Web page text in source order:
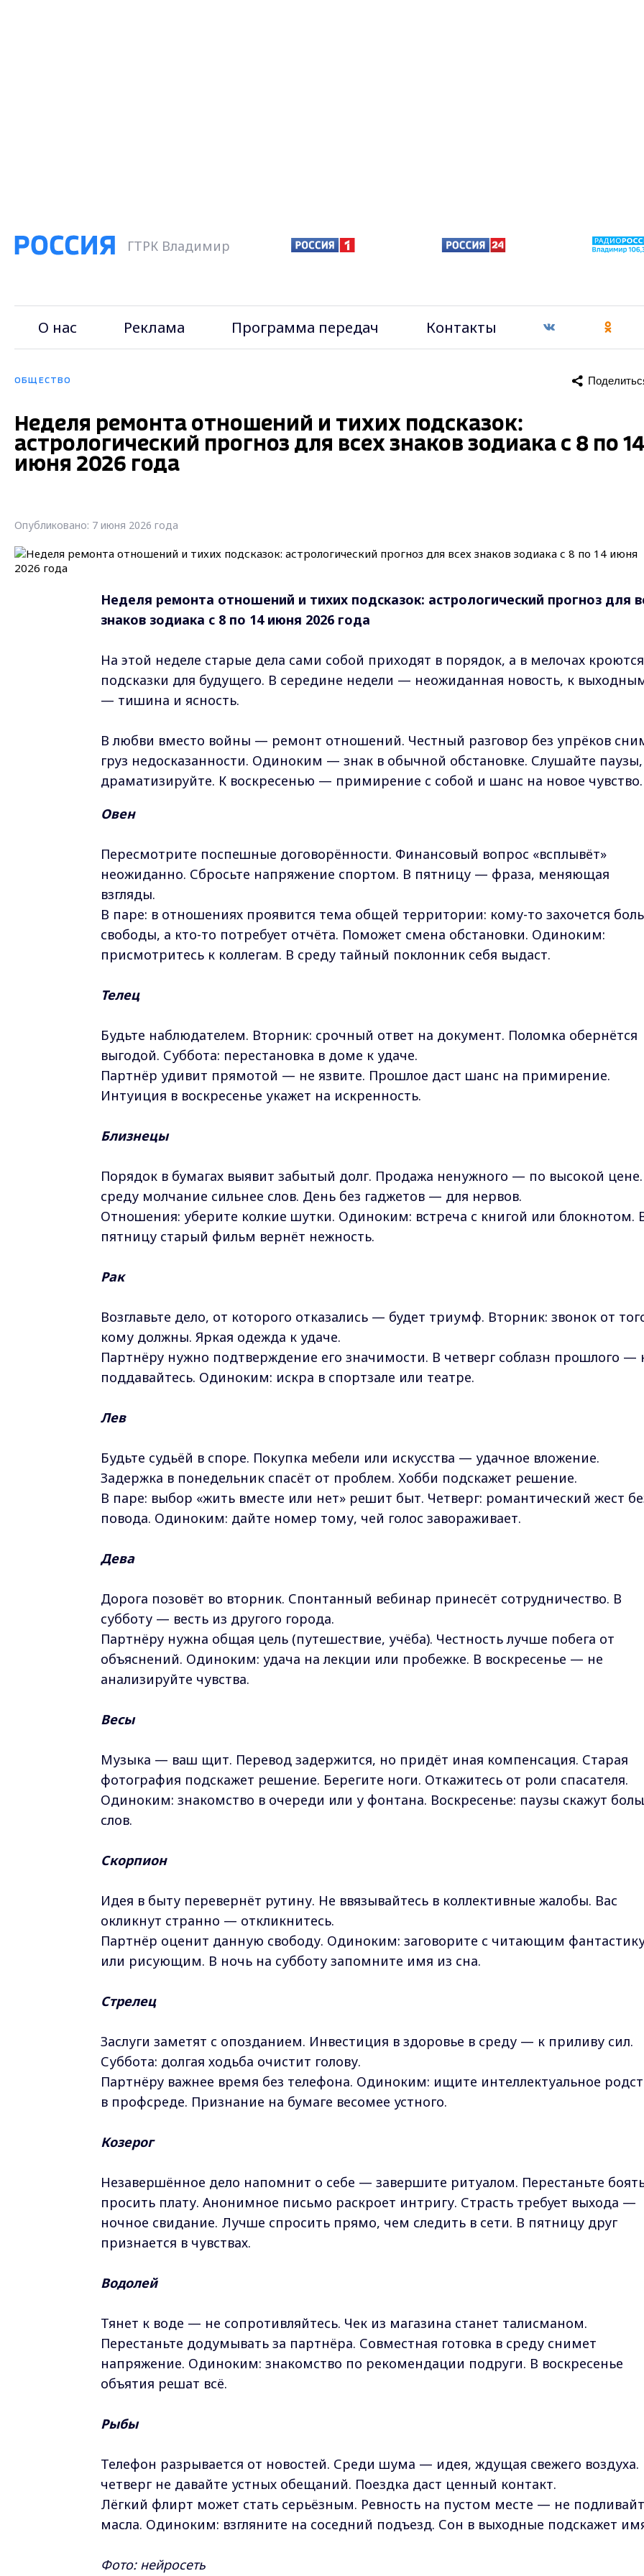
ГТРК Владимир
О нас Реклама Программа передач Контакты
ОБЩЕСТВО
Неделя ремонта отношений и тихих подсказок:
астрологический прогноз для всех знаков зодиака с 8 по 14
июня 2026 года
Опубликовано: 7 июня 2026 года
Неделя ремонта отношений и тихих подсказок: астрологический прогноз для
знаков зодиака с 8 по 14 июня 2026 года
На этой неделе старые дела сами собой приходят в порядок, а в мелочах кроются
подсказки для будущего. В середине недели — неожиданная новость, к
— тишина и ясность.
В любви вместо войны — ремонт отношений. Честный разговор без упрёков
груз недосказанности. Одиноким — знак в обычной обстановке. Слушайте
драматизируйте. К воскресенью — примирение с собой и шанс на новое чувство.
Овен
Пересмотрите поспешные договорённости. Финансовый вопрос «всплывёт»
неожиданно. Сбросьте напряжение спортом. В пятницу — фраза, меняющая
взгляды.
В паре: в отношениях проявится тема общей территории: кому-то захочется
свободы, а кто-то потребует отчёта. Поможет смена обстановки. Одиноким:
присмотритесь к коллегам. В среду тайный поклонник себя выдаст.
Телец
Будьте наблюдателем. Вторник: срочный ответ на документ. Поломка обернётся
выгодой. Суббота: перестановка в доме к удаче.
Партнёр удивит прямотой — не язвите. Прошлое даст шанс на примирение.
Интуиция в воскресенье укажет на искренность.
Близнецы
Порядок в бумагах выявит забытый долг. Продажа ненужного — по высокой
среду молчание сильнее слов. День без гаджетов — для нервов.
Отношения: уберите колкие шутки. Одиноким: встреча с книгой или блокнотом.
пятницу старый фильм вернёт нежность.
Рак
Возглавьте дело, от которого отказались — будет триумф. Вторник: звонок от
кому должны. Яркая одежда к удаче.
Партнёру нужно подтверждение его значимости. В четверг соблазн прошлого —
поддавайтесь. Одиноким: искра в спортзале или театре.
Лев
Будьте судьёй в споре. Покупка мебели или искусства — удачное вложение.
Задержка в понедельник спасёт от проблем. Хобби подскажет решение.
В паре: выбор «жить вместе или нет» решит быт. Четверг: романтический жест
повода. Одиноким: дайте номер тому, чей голос завораживает.
Дева
Дорога позовёт во вторник. Спонтанный вебинар принесёт сотрудничество. В
субботу — весть из другого города.
Партнёру нужна общая цель (путешествие, учёба). Честность лучше побега от
объяснений. Одиноким: удача на лекции или пробежке. В воскресенье — не
анализируйте чувства.
Весы
Музыка — ваш щит. Перевод задержится, но придёт иная компенсация. Старая
фотография подскажет решение. Берегите ноги. Откажитесь от роли спасателя.
Одиноким: знакомство в очереди или у фонтана. Воскресенье: паузы скажут
слов.
Скорпион
Идея в быту перевернёт рутину. Не ввязывайтесь в коллективные жалобы. Вас
окликнут странно — откликнитесь.
Партнёр оценит данную свободу. Одиноким: заговорите с читающим
или рисующим. В ночь на субботу запомните имя из сна.
Стрелец
Заслуги заметят с опозданием. Инвестиция в здоровье в среду — к приливу сил.
Суббота: долгая ходьба очистит голову.
Партнёру важнее время без телефона. Одиноким: ищите интеллектуальное
в профсреде. Признание на бумаге весомее устного.
Козерог
Незавершённое дело напомнит о себе — завершите ритуалом. Перестаньте
просить плату. Анонимное письмо раскроет интригу. Страсть требует выхода —
ночное свидание. Лучше спросить прямо, чем следить в сети. В пятницу друг
признается в чувствах.
Водолей
Тянет к воде — не сопротивляйтесь. Чек из магазина станет талисманом.
Перестаньте додумывать за партнёра. Совместная готовка в среду снимет
напряжение. Одиноким: знакомство по рекомендации подруги. В воскресенье
объятия решат всё.
Рыбы
Телефон разрывается от новостей. Среди шума — идея, ждущая свежего воздуха.
четверг не давайте устных обещаний. Поездка даст ценный контакт.
Лёгкий флирт может стать серьёзным. Ревность на пустом месте — не
масла. Одиноким: взгляните на соседний подъезд. Сон в выходные подскажет
Фото: нейросеть